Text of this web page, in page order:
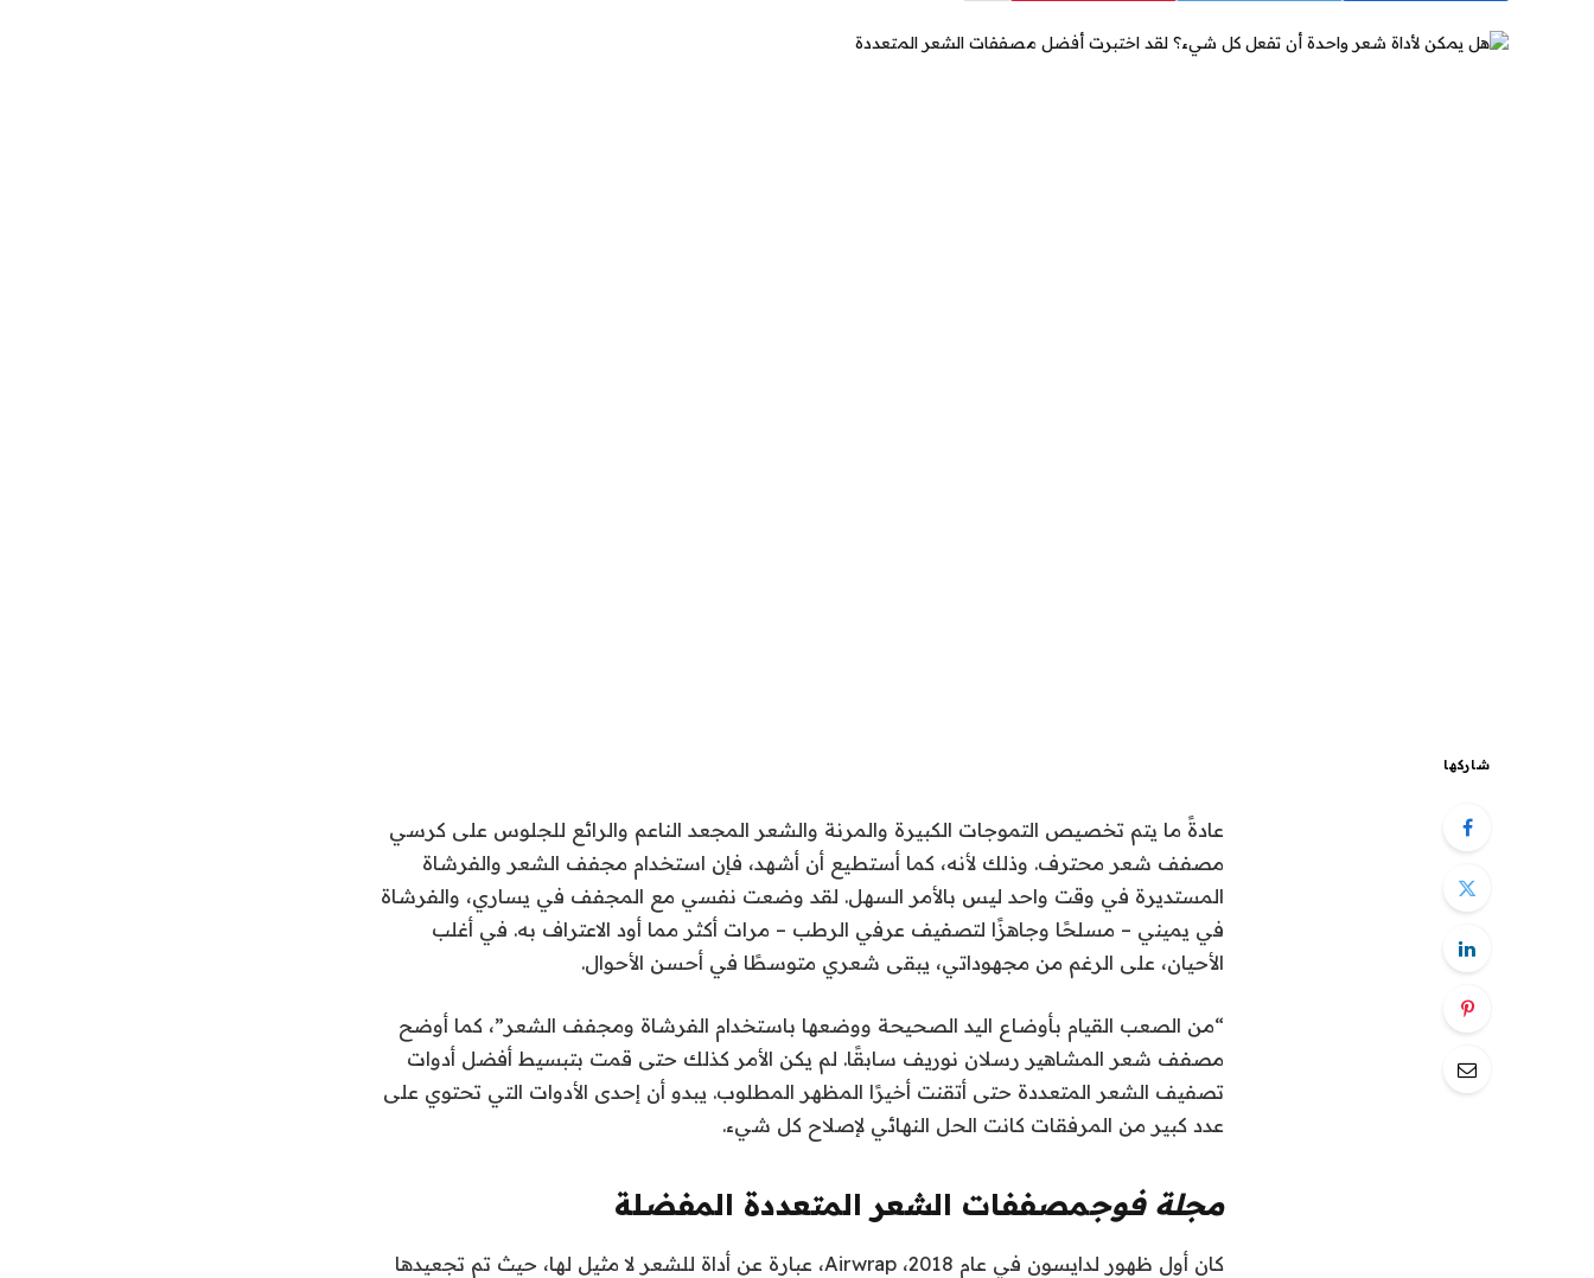
شاركها
عادةً ما يتم تخصيص التموجات الكبيرة والمرنة والشعر المجعد الناعم والرائع للجلوس على كرسي
مصفف شعر محترف. وذلك لأنه، كما أستطيع أن أشهد، فإن استخدام مجفف الشعر والفرشاة
المستديرة في وقت واحد ليس بالأمر السهل. لقد وضعت نفسي مع المجفف في يساري، والفرشاة
في يميني – مسلحًا وجاهزًا لتصفيف عرفي الرطب – مرات أكثر مما أود الاعتراف به. في أغلب
الأحيان، على الرغم من مجهوداتي، يبقى شعري متوسطًا في أحسن الأحوال.
“من الصعب القيام بأوضاع اليد الصحيحة ووضعها باستخدام الفرشاة ومجفف الشعر”، كما أوضح
مصفف شعر المشاهير رسلان نوريف سابقًا. لم يكن الأمر كذلك حتى قمت بتبسيط أفضل أدوات
تصفيف الشعر المتعددة حتى أتقنت أخيرًا المظهر المطلوب. يبدو أن إحدى الأدوات التي تحتوي على
عدد كبير من المرفقات كانت الحل النهائي لإصلاح كل شيء.
مجلة فوجمصففات الشعر المتعددة المفضلة
كان أول ظهور لدايسون في عام 2018، Airwrap، عبارة عن أداة للشعر لا مثيل لها، حيث تم تجعيدها